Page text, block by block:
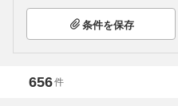
条件を保存
656件